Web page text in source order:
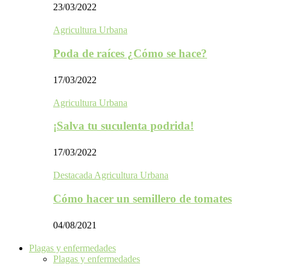
23/03/2022
Agricultura Urbana
Poda de raíces ¿Cómo se hace?
17/03/2022
Agricultura Urbana
¡Salva tu suculenta podrida!
17/03/2022
Destacada Agricultura Urbana
Cómo hacer un semillero de tomates
04/08/2021
Plagas y enfermedades
Plagas y enfermedades